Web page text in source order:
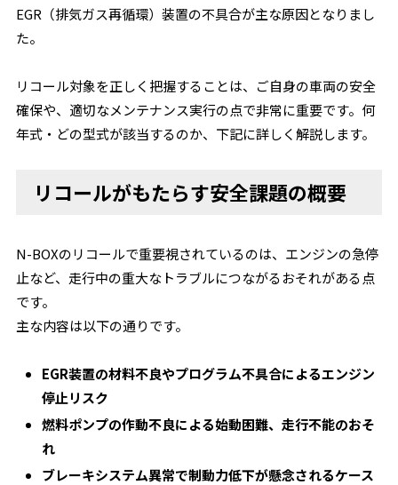
EGR（排気ガス再循環）装置の不具合が主な原因となりまし
た。
リコール対象を正しく把握することは、ご自身の車両の安全
確保や、適切なメンテナンス実行の点で非常に重要です。何
年式・どの型式が該当するのか、下記に詳しく解説します。
リコールがもたらす安全課題の概要
N-BOXのリコールで重要視されているのは、エンジンの急停
止など、走行中の重大なトラブルにつながるおそれがある点
です。
主な内容は以下の通りです。
EGR装置の材料不良やプログラム不具合によるエンジン
停止リスク
燃料ポンプの作動不良による始動困難、走行不能のおそ
れ
ブレーキシステム異常で制動力低下が懸念されるケース